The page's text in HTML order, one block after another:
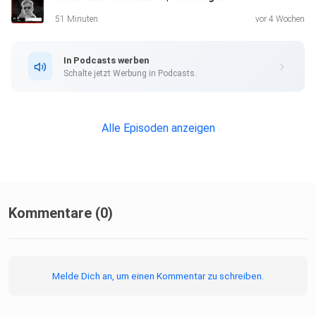
Gegenüber
Kniffe wie Ironie oder Sarkasmus durch die Tonalität und
All das macht es für Maschinen schwieriger und damit
51 Minuten vor 4 Wochen
In Podcasts werben
Schalte jetzt Werbung in Podcasts.
Alle Episoden anzeigen
Kommentare (0)
Melde Dich an, um einen Kommentar zu schreiben.